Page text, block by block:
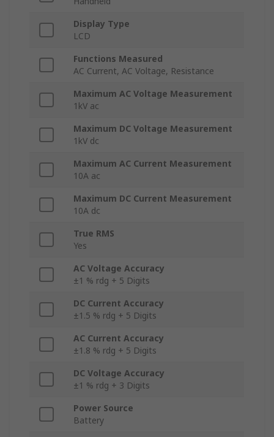
Display Type
LCD
Functions Measured
AC Current, AC Voltage, Resistance
Maximum AC Voltage Measurement
1kV ac
Maximum DC Voltage Measurement
1kV dc
Maximum AC Current Measurement
10A ac
Maximum DC Current Measurement
10A dc
True RMS
Yes
AC Voltage Accuracy
±1 % rdg + 5 Digits
DC Current Accuracy
±1.5 % rdg + 5 Digits
AC Current Accuracy
±1.8 % rdg + 5 Digits
DC Voltage Accuracy
±1 % rdg + 3 Digits
Power Source
Battery